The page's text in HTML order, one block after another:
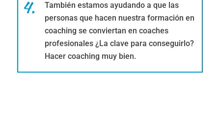
También estamos ayudando a que las
personas que hacen nuestra formación en
coaching se conviertan en coaches
profesionales ¿La clave para conseguirlo?
Hacer coaching muy bien.